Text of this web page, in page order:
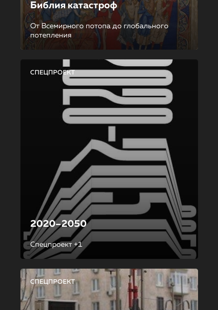
Библия катастроф
От Всемирного потопа до глобального
потепления
СПЕЦПРОЕКТ
2020–2050
Спецпроект +1
СПЕЦПРОЕКТ